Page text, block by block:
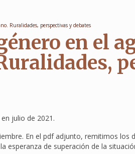
Ruralidades, perspectivas y debates
en el
julio de 2021.
En el pdf adjunto, remitimos los
esperanza de superación de la